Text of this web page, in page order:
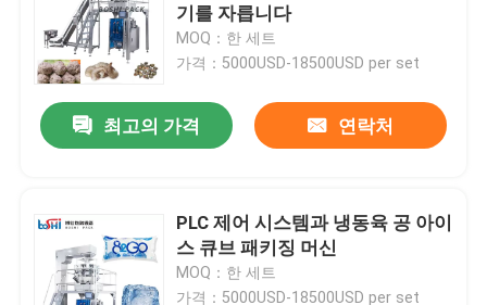
기를 자릅니다
MOQ：한 세트
가격：5000USD-18500USD per set
최고의 가격 연락처
PLC 제어 시스템과 냉동육 공 아이
스 큐브 패키징 머신
MOQ：한 세트
가격：5000USD-18500USD per set